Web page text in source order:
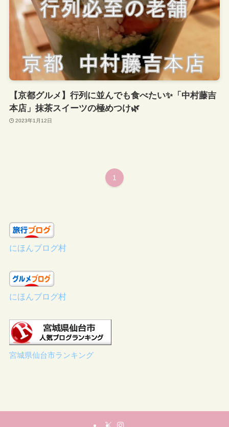
【京都グルメ】行列に並んでも食べたい✨「中村藤吉
本店」抹茶スイーツの極めつけ🌿
2023年1月12日
1
にほんブログ村
にほんブログ村
宮城県仙台市ランキング